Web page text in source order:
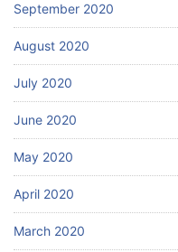
September 2020
August 2020
July 2020
June 2020
May 2020
April 2020
March 2020